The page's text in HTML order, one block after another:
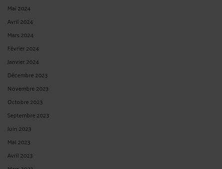
Mai 2024
Avril 2024
Mars 2024
Février 2024
Janvier 2024
Décembre 2023
Novembre 2023
Octobre 2023
Septembre 2023
Juin 2023
Mai 2023
Avril 2023